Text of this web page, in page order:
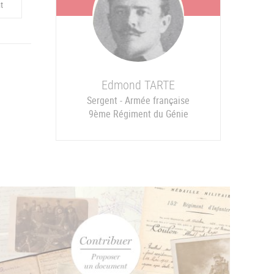
Edmond TARTE
Sergent - Armée française
9ème Régiment du Génie